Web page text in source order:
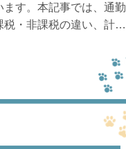
ます。本記事では、通勤
・非課税の違い、計算
ト・デメリットまでを